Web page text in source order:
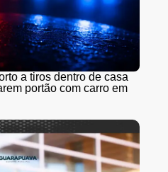
a tiros dentro de casa
portão com carro em